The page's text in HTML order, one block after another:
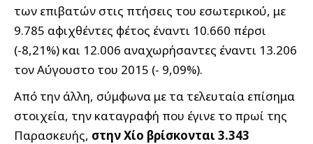
των επιβατών στις πτήσεις του εσωτερικού, με
9.785 αφιχθέντες φέτος έναντι 10.660 πέρσι
(-8,21%) και 12.006 αναχωρήσαντες έναντι 13.206
τον Αύγουστο του 2015 (- 9,09%).
Από την άλλη, σύμφωνα με τα τελευταία επίσημα
στοιχεία, την καταγραφή που έγινε το πρωί της
Παρασκευής, στην Χίο βρίσκονται 3.343